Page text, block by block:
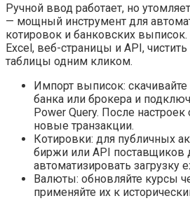
Ручной ввод работает, но
— мощный инструмент для
котировок и банковских выписок.
Excel, веб-страницы и API,
таблицы одним кликом.
Импорт выписок:
банка или брокера и
Power Query. После
новые транзакции.
Котировки: для публичных
биржи или API
автоматизировать загрузку
Валюты: обновляйте курсы
применяйте их к